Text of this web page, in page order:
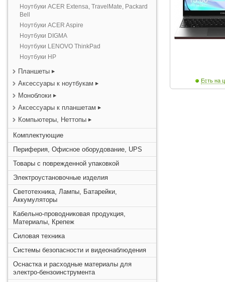
Ноутбуки ACER Extensa, TravelMate, Packard
Bell
Ноутбуки ACER Aspire
Ноутбуки DIGMA
Ноутбуки LENOVO ThinkPad
Ноутбуки HP
Планшеты
Аксессуары к ноутбукам
Моноблоки
Аксессуары к планшетам
Компьютеры, Неттопы
Комплектующие
Периферия, Офисное оборудование, UPS
Товары с поврежденной упаковкой
Электроустановочные изделия
Светотехника, Лампы, Батарейки,
Аккумуляторы
Кабельно-проводниковая продукция,
Материалы, Крепеж
Силовая техника
Системы безопасности и видеонаблюдения
Оснастка и расходные материалы для
электро-бензоинструмента
Есть на